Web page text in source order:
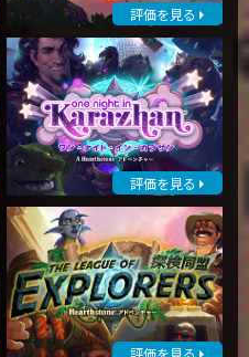
評価を見る
評価を見る
評価を見る